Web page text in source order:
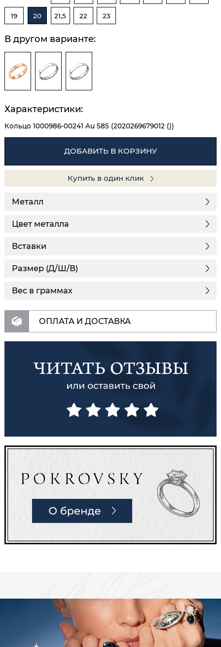
19 20 21,5 22 23
В другом варианте:
Характеристики:
Кольцо 1000986-00241 Au 585 (2020269679012 ())
ДОБАВИТЬ В КОРЗИНУ
Купить в один клик
Металл
Цвет металла
Вставки
Размер (Д/Ш/В)
Вес в граммах
ОПЛАТА И ДОСТАВКА